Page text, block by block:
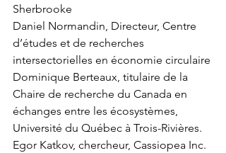
Sherbrooke
Daniel Normandin, Directeur, Centre
d’études et de recherches
intersectorielles en économie circulaire
Dominique Berteaux, titulaire de la
Chaire de recherche du Canada en
échanges entre les écosystèmes,
Université du Québec à Trois-Rivières.
Egor Katkov, chercheur, Cassiopea Inc.